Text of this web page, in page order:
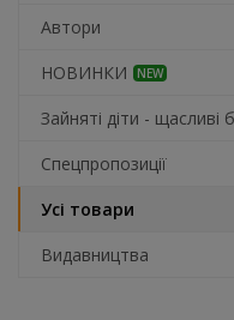
Автори
НОВИНКИ
NEW
Зайняті діти - щасливі
Спецпропозиції
Усі товари
Видавництва